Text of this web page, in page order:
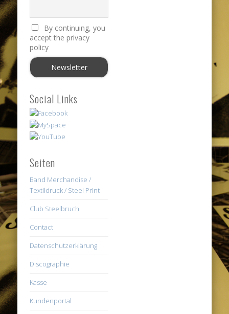
By continuing, you
accept the privacy
policy
Social Links
Seiten
Band Merchandise /
Textildruck / Steel Print
Club Steelbruch
Contact
Datenschutzerklärung
Discographie
Kasse
Kundenportal